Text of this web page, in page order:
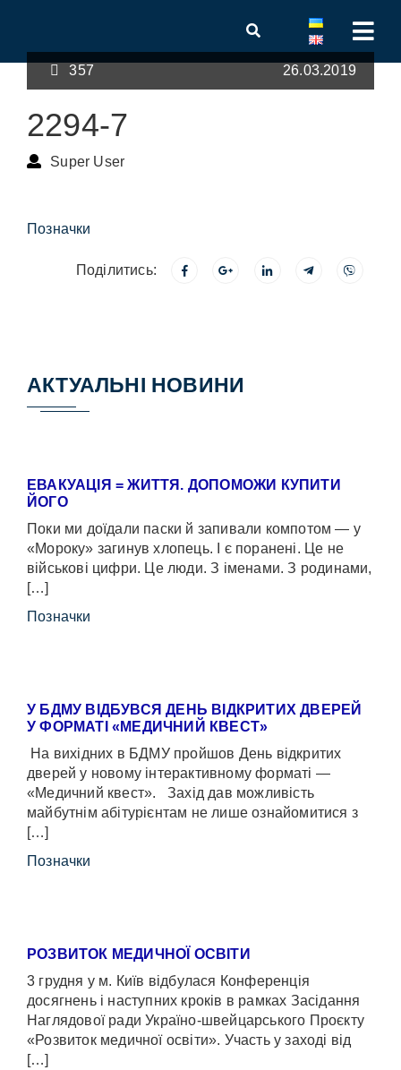
357 26.03.2019
2294-7
Super User
Позначки
Поділитись:
АКТУАЛЬНІ НОВИНИ
ЕВАКУАЦІЯ = ЖИТТЯ. ДОПОМОЖИ КУПИТИ
ЙОГО
Поки ми доїдали паски й запивали компотом — у
«Мороку» загинув хлопець. І є поранені. Це не
військові цифри. Це люди. З іменами. З родинами,
[…]
Позначки
У БДМУ ВІДБУВСЯ ДЕНЬ ВІДКРИТИХ ДВЕРЕЙ
У ФОРМАТІ «МЕДИЧНИЙ КВЕСТ»
На вихідних в БДМУ пройшов День відкритих
дверей у новому інтерактивному форматі —
«Медичний квест». Захід дав можливість
майбутнім абітурієнтам не лише ознайомитися з
[…]
Позначки
РОЗВИТОК МЕДИЧНОЇ ОСВІТИ
3 грудня у м. Київ відбулася Конференція
досягнень і наступних кроків в рамках Засідання
Наглядової ради Україно-швейцарського Проєкту
«Розвиток медичної освіти». Участь у заході від
[…]